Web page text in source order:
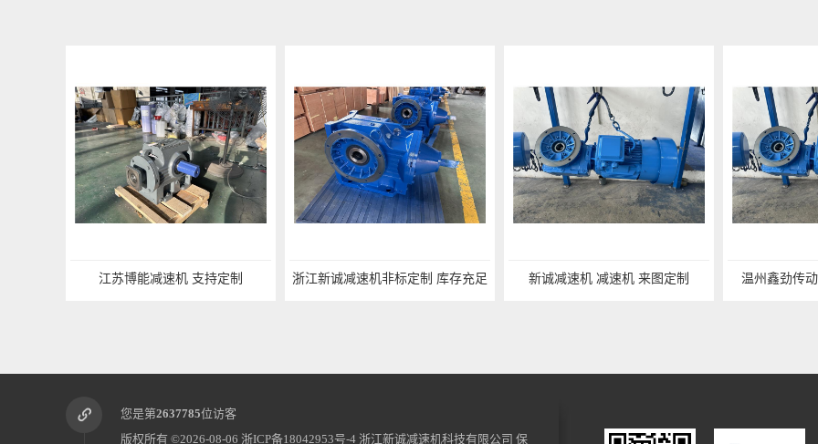
江苏博能减速机 支持定制 浙江新诚减速机非标定制 库存充足 新诚减速机 减速机 来图定制 温州鑫劲传
您是第2637785位访客
版权所有 ©2026-08-06 浙ICP备18042953号-4 浙江新诚减速机科技有限公司 保